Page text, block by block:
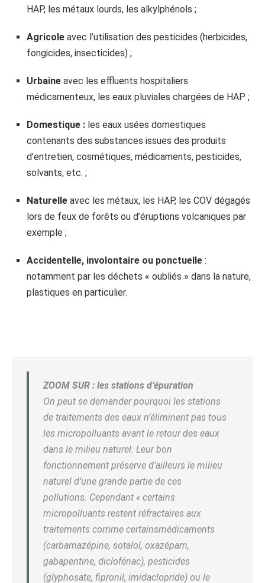
HAP, les métaux lourds, les alkylphénols ;
Agricole avec l’utilisation des pesticides (herbicides,
fongicides, insecticides) ;
Urbaine avec les effluents hospitaliers
médicamenteux, les eaux pluviales chargées de HAP ;
Domestique : les eaux usées domestiques
contenants des substances issues des produits
d’entretien, cosmétiques, médicaments, pesticides,
solvants, etc. ;
Naturelle avec les métaux, les HAP, les COV dégagés
lors de feux de forêts ou d’éruptions volcaniques par
exemple ;
Accidentelle, involontaire ou ponctuelle :
notamment par les déchets « oubliés » dans la nature,
plastiques en particulier.
ZOOM SUR : les stations d’épuration
On peut se demander pourquoi les stations
de traitements des eaux n’éliminent pas tous
les micropolluants avant le retour des eaux
dans le milieu naturel. Leur bon
fonctionnement préserve d’ailleurs le milieu
naturel d’une grande partie de ces
pollutions. Cependant « certains
micropolluants restent réfractaires aux
traitements comme certainsmédicaments
(carbamazépine, sotalol, oxazépam,
gabapentine, diclofénac), pesticides
(glyphosate, fipronil, imidaclopride) ou le